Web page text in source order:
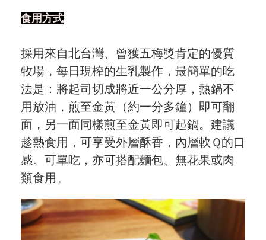
食用方式
採用來自北台灣、曾獲五梅獎肯定的優質
牧場，每日現榨的生乳製作，最簡單的吃
法是：將起司切成將近一公分厚，熱鍋不
用放油，煎至金黃（約一分多鐘）即可翻
面，另一面同樣煎至金黃即可起鍋。建議
趁熱食用，可享受外層酥香，內層軟Ｑ的口
感。可單吃，亦可搭配麵包、無花果或肉
類食用。